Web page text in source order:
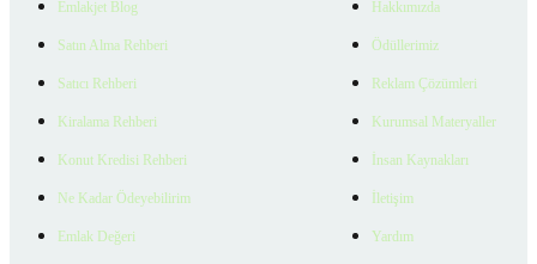
Emlakjet Blog
Satın Alma Rehberi
Satıcı Rehberi
Kiralama Rehberi
Konut Kredisi Rehberi
Ne Kadar Ödeyebilirim
Emlak Değeri
Hakkımızda
Ödüllerimiz
Reklam Çözümleri
Kurumsal Materyaller
İnsan Kaynakları
İletişim
Yardım